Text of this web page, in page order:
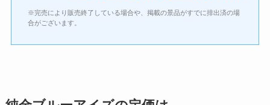
※完売により販売終了している場合や、掲載の景品がすでに排出済の場
合がございます。